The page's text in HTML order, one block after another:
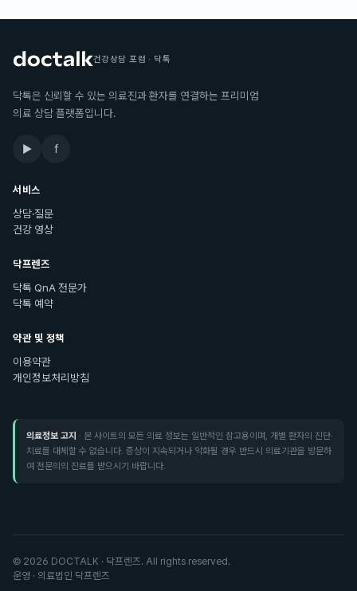
건강상담 포럼 · 닥톡
닥톡은 신뢰할 수 있는 의료진과 환자를 연결하는 프리미엄
의료 상담 플랫폼입니다.
▶ f
서비스
상담·질문
건강 영상
닥프렌즈
닥톡 QnA 전문가
닥톡 예약
약관 및 정책
이용약관
개인정보처리방침
의료정보 고지 · 본 사이트의 모든 의료 정보는 일반적인 참고용이며, 개별 환자의 진단·
치료를 대체할 수 없습니다. 증상이 지속되거나 악화될 경우 반드시 의료기관을 방문하
여 전문의의 진료를 받으시기 바랍니다.
© 2026 DOCTALK · 닥프렌즈. All rights reserved.
운영 · 의료법인 닥프렌즈